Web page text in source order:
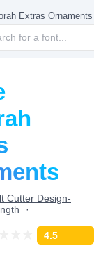
Extras Ornaments
Cutter Design-
4.5